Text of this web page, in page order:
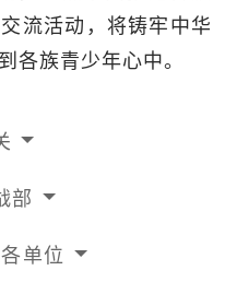
流活动，将铸牢中华
各族青少年心中。
部
单位